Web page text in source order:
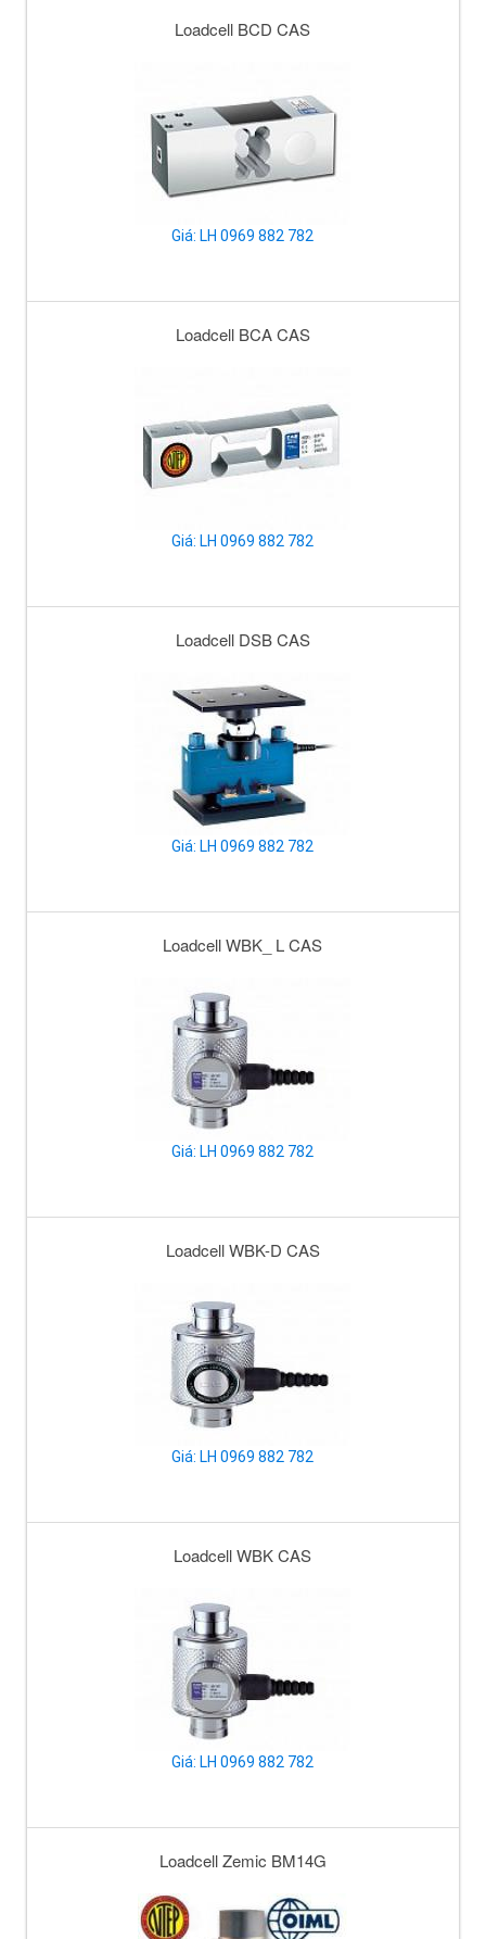
Loadcell BCD CAS
Giá: LH 0969 882 782
Loadcell BCA CAS
Giá: LH 0969 882 782
Loadcell DSB CAS
Giá: LH 0969 882 782
Loadcell WBK_ L CAS
Giá: LH 0969 882 782
Loadcell WBK-D CAS
Giá: LH 0969 882 782
Loadcell WBK CAS
Giá: LH 0969 882 782
Loadcell Zemic BM14G